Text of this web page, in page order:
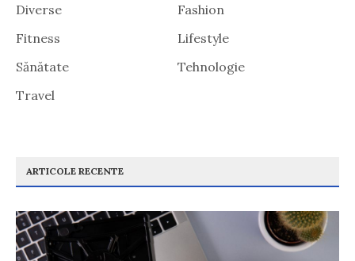
Diverse
Fashion
Fitness
Lifestyle
Sănătate
Tehnologie
Travel
ARTICOLE RECENTE